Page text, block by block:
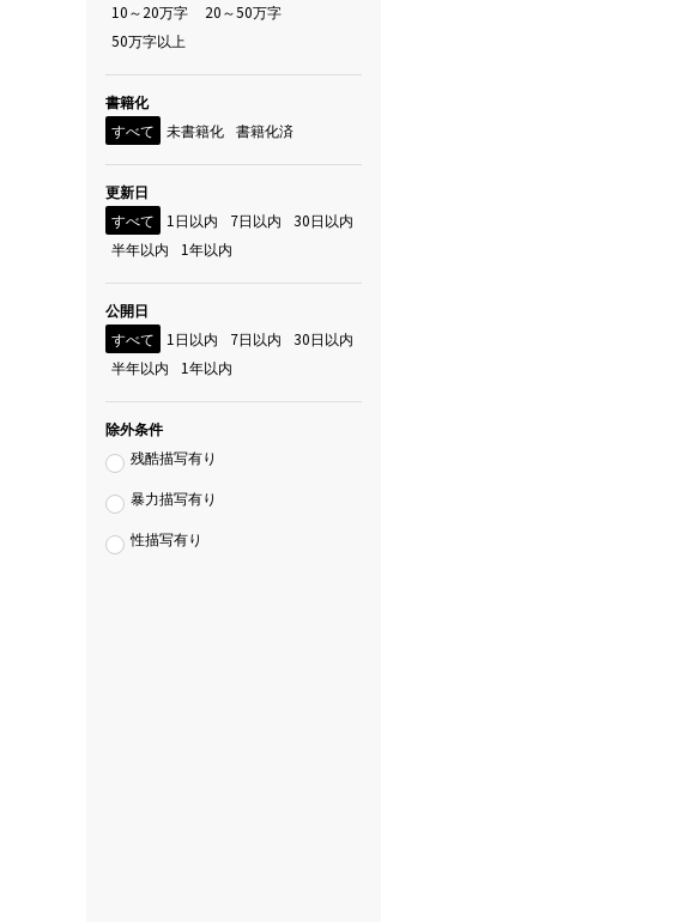
10～20万字
20～50万字
50万字以上
書籍化
すべて
未書籍化 書籍化済
更新日
すべて
1日以内 7日以内
30日以内
半年以内
1年以内
公開日
すべて
1日以内 7日以内
30日以内
半年以内
1年以内
除外条件
残酷描写有り
暴力描写有り
性描写有り